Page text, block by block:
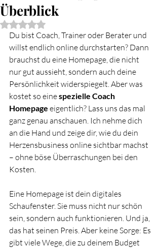
Überblick
Mit NaN von 5 Sternen bewertet.
Du bist Coach, Trainer oder Berater und
willst endlich online durchstarten? Dann
brauchst du eine Homepage, die nicht
nur gut aussieht, sondern auch deine
Persönlichkeit widerspiegelt. Aber was
kostet so eine spezielle Coach
Homepage eigentlich? Lass uns das mal
ganz genau anschauen. Ich nehme dich
an die Hand und zeige dir, wie du dein
Herzensbusiness online sichtbar machst
– ohne böse Überraschungen bei den
Kosten.
Eine Homepage ist dein digitales
Schaufenster. Sie muss nicht nur schön
sein, sondern auch funktionieren. Und ja,
das hat seinen Preis. Aber keine Sorge: Es
gibt viele Wege, die zu deinem Budget